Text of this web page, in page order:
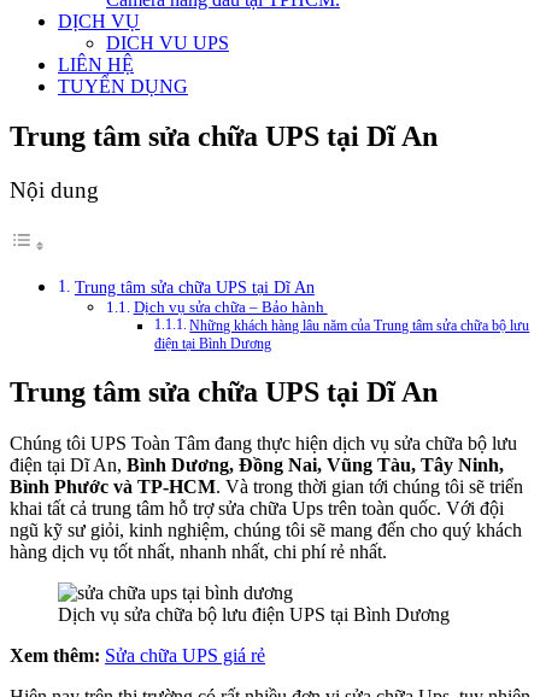
DỊCH VỤ
DICH VU UPS
LIÊN HỆ
TUYỂN DỤNG
Trung tâm sửa chữa UPS tại Dĩ An
Nội dung
Trung tâm sửa chữa UPS tại Dĩ An
Dịch vụ sửa chữa – Bảo hành
Những khách hàng lâu năm của Trung tâm sửa chữa bộ lưu
điện tại Bình Dương
Trung tâm sửa chữa UPS tại Dĩ An
Chúng tôi UPS Toàn Tâm đang thực hiện dịch vụ sửa chữa bộ lưu
điện tại Dĩ An, Bình Dương, Đồng Nai, Vũng Tàu, Tây Ninh,
Bình Phước và TP-HCM. Và trong thời gian tới chúng tôi sẽ triển
khai tất cả trung tâm hỗ trợ sửa chữa Ups trên toàn quốc. Với đội
ngũ kỹ sư giỏi, kinh nghiệm, chúng tôi sẽ mang đến cho quý khách
hàng dịch vụ tốt nhất, nhanh nhất, chi phí rẻ nhất.
Dịch vụ sửa chữa bộ lưu điện UPS tại Bình Dương
Xem thêm: Sửa chữa UPS giá rẻ